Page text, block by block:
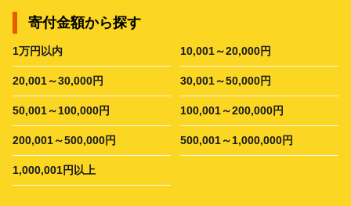
寄付金額から探す
1万円以内 10,001～20,000円
20,001～30,000円 30,001～50,000円
50,001～100,000円 100,001～200,000円
200,001～500,000円 500,001～1,000,000円
1,000,001円以上